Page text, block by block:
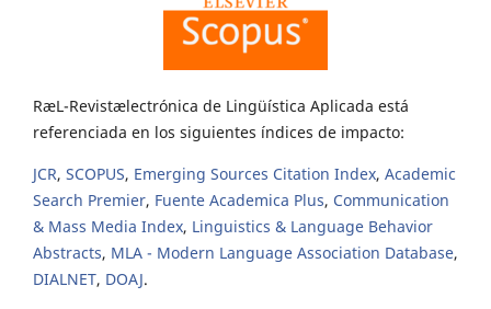
RæL-Revistælectrónica de Lingüística Aplicada está
referenciada en los siguientes índices de impacto:
JCR, SCOPUS, Emerging Sources Citation Index, Academic
Search Premier, Fuente Academica Plus, Communication
& Mass Media Index, Linguistics & Language Behavior
Abstracts, MLA - Modern Language Association Database,
DIALNET, DOAJ.